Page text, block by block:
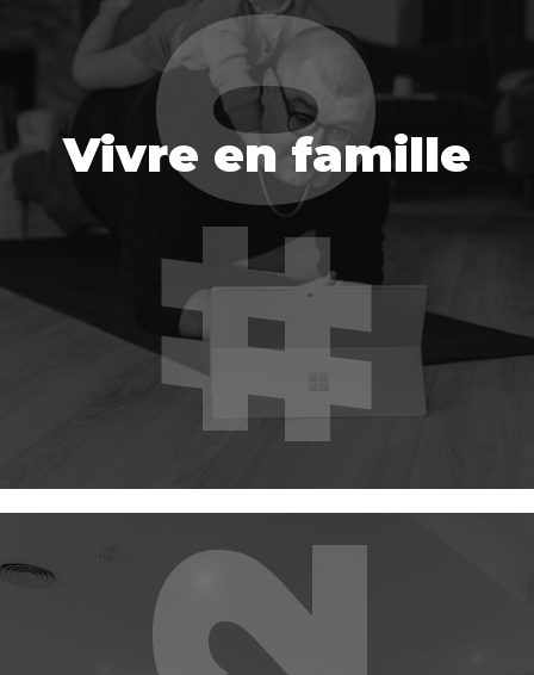
Vivre en famille
Vivre en famille
EN SAVOIR PLUS